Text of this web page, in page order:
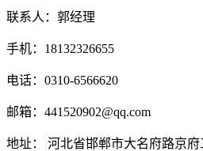
联系人：郭经理
手机：18132326655
电话：0310-6566620
邮箱：441520902@qq.com
地址： 河北省邯郸市大名府路京府